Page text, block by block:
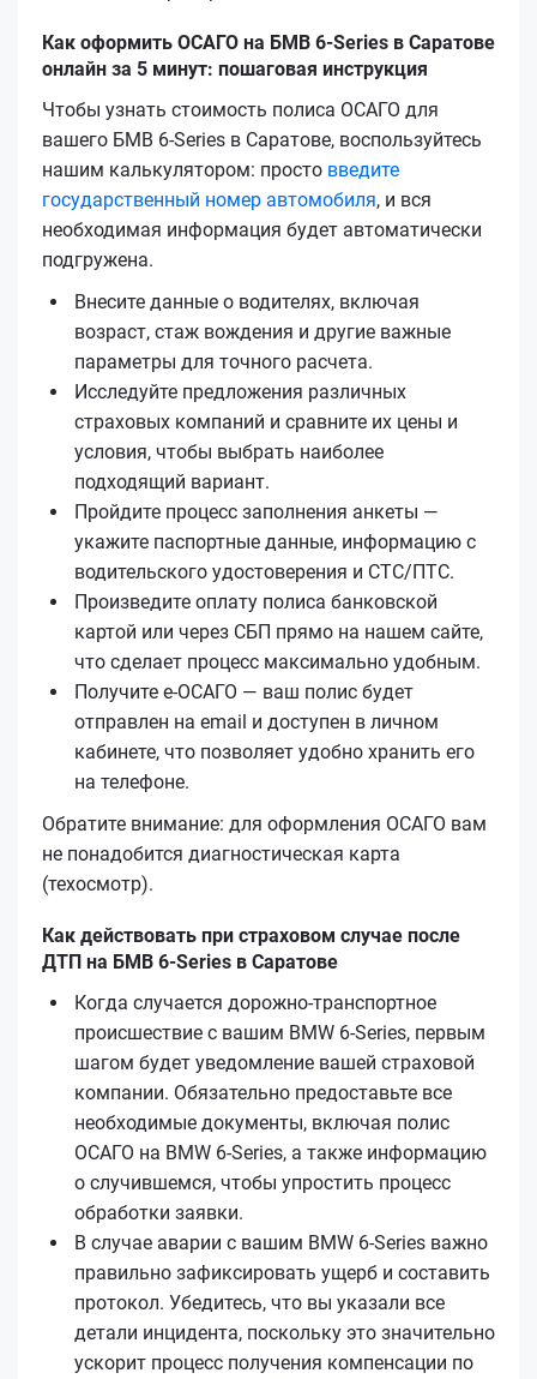
Как оформить ОСАГО на БМВ 6-Series в Саратове
онлайн за 5 минут: пошаговая инструкция
Чтобы узнать стоимость полиса ОСАГО для
вашего БМВ 6-Series в Саратове, воспользуйтесь
нашим калькулятором: просто введите
государственный номер автомобиля, и вся
необходимая информация будет автоматически
подгружена.
Внесите данные о водителях, включая
возраст, стаж вождения и другие важные
параметры для точного расчета.
Исследуйте предложения различных
страховых компаний и сравните их цены и
условия, чтобы выбрать наиболее
подходящий вариант.
Пройдите процесс заполнения анкеты —
укажите паспортные данные, информацию с
водительского удостоверения и СТС/ПТС.
Произведите оплату полиса банковской
картой или через СБП прямо на нашем сайте,
что сделает процесс максимально удобным.
Получите е‑ОСАГО — ваш полис будет
отправлен на email и доступен в личном
кабинете, что позволяет удобно хранить его
на телефоне.
Обратите внимание: для оформления ОСАГО вам
не понадобится диагностическая карта
(техосмотр).
Как действовать при страховом случае после
ДТП на БМВ 6-Series в Саратове
Когда случается дорожно-транспортное
происшествие с вашим BMW 6-Series, первым
шагом будет уведомление вашей страховой
компании. Обязательно предоставьте все
необходимые документы, включая полис
ОСАГО на BMW 6-Series, а также информацию
о случившемся, чтобы упростить процесс
обработки заявки.
В случае аварии с вашим BMW 6-Series важно
правильно зафиксировать ущерб и составить
протокол. Убедитесь, что вы указали все
детали инцидента, поскольку это значительно
ускорит процесс получения компенсации по